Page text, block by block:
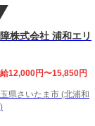
株式会社 浦和エリ
12,000円〜15,850円
県さいたま市 (北浦和